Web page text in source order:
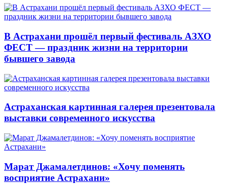
В Астрахани прошёл первый фестиваль АЗХО
ФЕСТ — праздник жизни на территории
бывшего завода
Астраханская картинная галерея презентовала
выставки современного искусства
Марат Джамалетдинов: «Хочу поменять
восприятие Астрахани»